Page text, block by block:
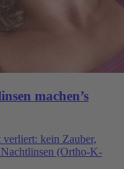
machen’s
kein Zauber,
(Ortho-K-